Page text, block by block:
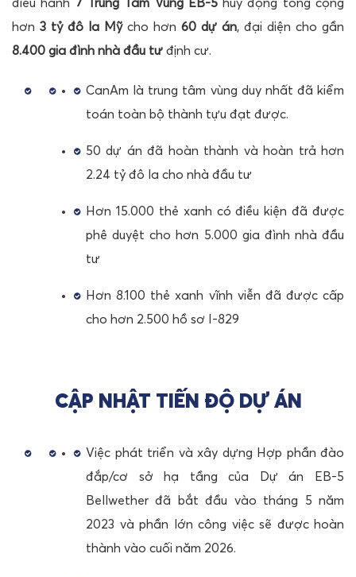
điều hành 7 Trung Tâm Vùng EB-5huy động tổng cộng
hơn 3 tỷ đô la Mỹcho hơn 60 dự án, đại diện cho gần
8.400 gia đình nhà đầu tư định cư.
CanAm là trung tâm vùng duy nhất đã kiểm
toán toàn bộ thành tựu đạt được.
50 dự án đã hoàn thành và hoàn trả hơn
2.24 tỷ đô la cho nhà đầu tư
Hơn 15.000 thẻ xanh có điều kiện đã được
phê duyệt cho hơn 5.000 gia đình nhà đầu
tư
Hơn 8.100 thẻ xanh vĩnh viễn đã được cấp
cho hơn 2.500 hồ sơ I-829
CẬP NHẬT TIẾN ĐỘ DỰ ÁN
Việc phát triển và xây dựng Hợp phần đào
đắp/cơ sở hạ tầng của Dự án EB-5
Bellwether đã bắt đầu vào tháng 5 năm
2023 và phần lớn công việc sẽ được hoàn
thành vào cuối năm 2026.